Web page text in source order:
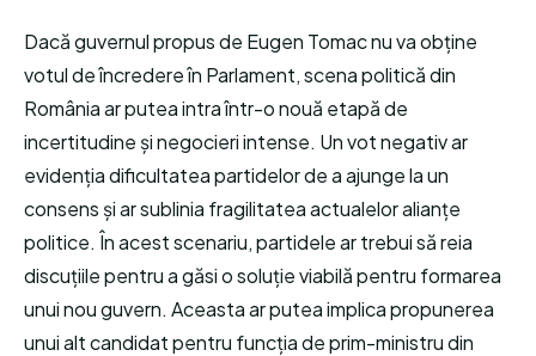
Dacă guvernul propus de Eugen Tomac nu va obține
votul de încredere în Parlament, scena politică din
România ar putea intra într-o nouă etapă de
incertitudine și negocieri intense. Un vot negativ ar
evidenția dificultatea partidelor de a ajunge la un
consens și ar sublinia fragilitatea actualelor alianțe
politice. În acest scenariu, partidele ar trebui să reia
discuțiile pentru a găsi o soluție viabilă pentru formarea
unui nou guvern. Aceasta ar putea implica propunerea
unui alt candidat pentru funcția de prim-ministru din